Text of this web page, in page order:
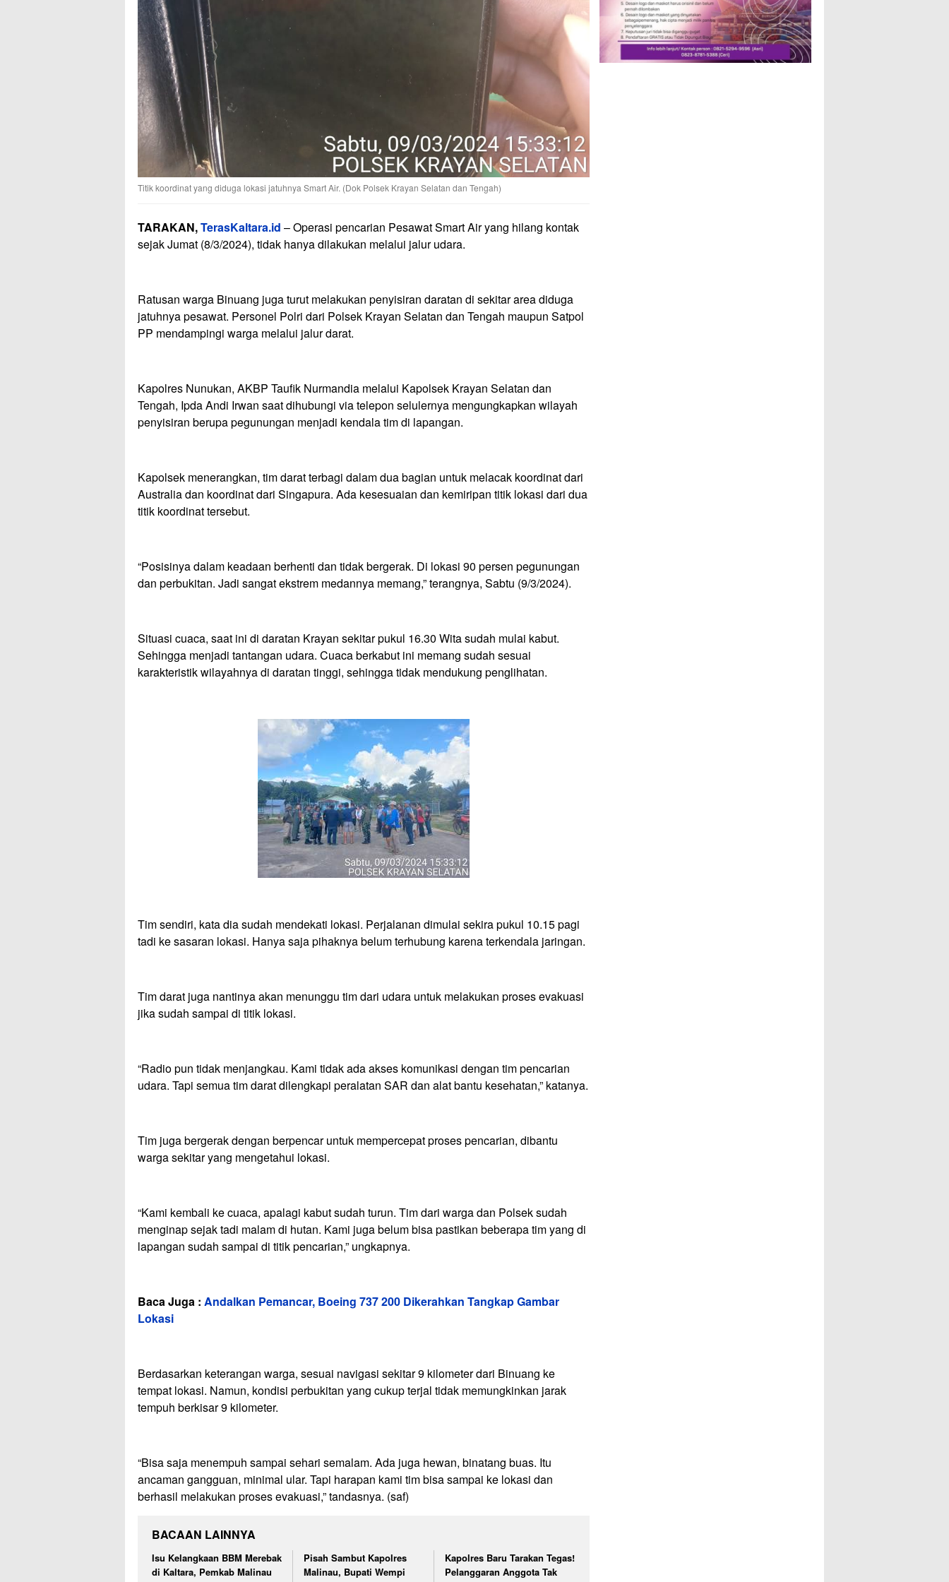
Titik koordinat yang diduga lokasi jatuhnya Smart Air. (Dok Polsek Krayan Selatan dan Tengah)
TARAKAN,TerasKaltara.id – Operasi pencarian Pesawat Smart Air yang hilang kontak
sejak Jumat (8/3/2024), tidak hanya dilakukan melalui jalur udara.
Ratusan warga Binuang juga turut melakukan penyisiran daratan di sekitar area diduga
jatuhnya pesawat. Personel Polri dari Polsek Krayan Selatan dan Tengah maupun Satpol
PP mendampingi warga melalui jalur darat.
Kapolres Nunukan, AKBP Taufik Nurmandia melalui Kapolsek Krayan Selatan dan
Tengah, Ipda Andi Irwan saat dihubungi via telepon selulernya mengungkapkan wilayah
penyisiran berupa pegunungan menjadi kendala tim di lapangan.
Kapolsek menerangkan, tim darat terbagi dalam dua bagian untuk melacak koordinat dari
Australia dan koordinat dari Singapura. Ada kesesuaian dan kemiripan titik lokasi dari dua
titik koordinat tersebut.
“Posisinya dalam keadaan berhenti dan tidak bergerak. Di lokasi 90 persen pegunungan
dan perbukitan. Jadi sangat ekstrem medannya memang,” terangnya, Sabtu (9/3/2024).
Situasi cuaca, saat ini di daratan Krayan sekitar pukul 16.30 Wita sudah mulai kabut.
Sehingga menjadi tantangan udara. Cuaca berkabut ini memang sudah sesuai
karakteristik wilayahnya di daratan tinggi, sehingga tidak mendukung penglihatan.
Tim sendiri, kata dia sudah mendekati lokasi. Perjalanan dimulai sekira pukul 10.15 pagi
tadi ke sasaran lokasi. Hanya saja pihaknya belum terhubung karena terkendala jaringan.
Tim darat juga nantinya akan menunggu tim dari udara untuk melakukan proses evakuasi
jika sudah sampai di titik lokasi.
“Radio pun tidak menjangkau. Kami tidak ada akses komunikasi dengan tim pencarian
udara. Tapi semua tim darat dilengkapi peralatan SAR dan alat bantu kesehatan,” katanya.
Tim juga bergerak dengan berpencar untuk mempercepat proses pencarian, dibantu
warga sekitar yang mengetahui lokasi.
“Kami kembali ke cuaca, apalagi kabut sudah turun. Tim dari warga dan Polsek sudah
menginap sejak tadi malam di hutan. Kami juga belum bisa pastikan beberapa tim yang di
lapangan sudah sampai di titik pencarian,” ungkapnya.
Baca Juga : Andalkan Pemancar, Boeing 737 200 Dikerahkan Tangkap Gambar
Lokasi
Berdasarkan keterangan warga, sesuai navigasi sekitar 9 kilometer dari Binuang ke
tempat lokasi. Namun, kondisi perbukitan yang cukup terjal tidak memungkinkan jarak
tempuh berkisar 9 kilometer.
“Bisa saja menempuh sampai sehari semalam. Ada juga hewan, binatang buas. Itu
ancaman gangguan, minimal ular. Tapi harapan kami tim bisa sampai ke lokasi dan
berhasil melakukan proses evakuasi,” tandasnya. (saf)
BACAAN LAINNYA
Isu Kelangkaan BBM Merebak
di Kaltara, Pemkab Malinau
Pisah Sambut Kapolres
Malinau, Bupati Wempi
Kapolres Baru Tarakan Tegas!
Pelanggaran Anggota Tak